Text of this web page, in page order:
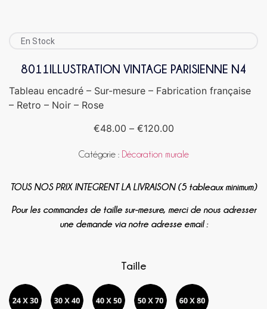
En Stock
8011ILLUSTRATION VINTAGE PARISIENNE N4
Tableau encadré – Sur-mesure – Fabrication française
– Retro – Noir – Rose
€48.00 – €120.00
Catégorie : Décoration murale
TOUS NOS PRIX INTEGRENT LA LIVRAISON (5 tableaux minimum)
Pour les commandes de taille sur-mesure, merci de nous adresser
une demande via notre adresse email :
Taille